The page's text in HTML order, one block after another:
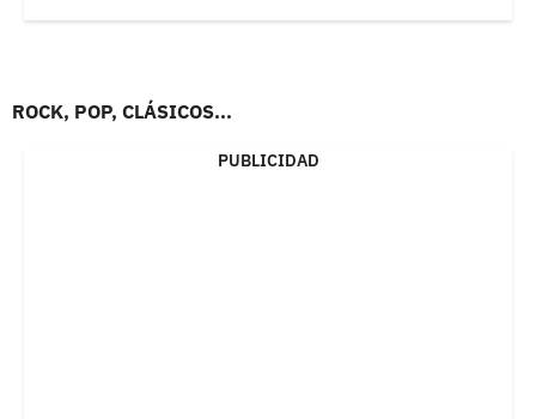
ROCK, POP, CLÁSICOS...
PUBLICIDAD